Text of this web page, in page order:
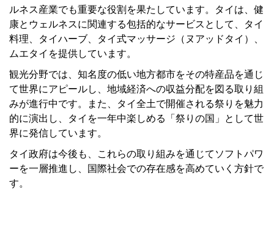
ルネス産業でも重要な役割を果たしています。タイは、健
康とウェルネスに関連する包括的なサービスとして、タイ
料理、タイハーブ、タイ式マッサージ（ヌアッドタイ）、
ムエタイを提供しています。
観光分野では、知名度の低い地方都市をその特産品を通じ
て世界にアピールし、地域経済への収益分配を図る取り組
みが進行中です。また、タイ全土で開催される祭りを魅力
的に演出し、タイを一年中楽しめる「祭りの国」として世
界に発信しています。
タイ政府は今後も、これらの取り組みを通じてソフトパワ
ーを一層推進し、国際社会での存在感を高めていく方針で
す。